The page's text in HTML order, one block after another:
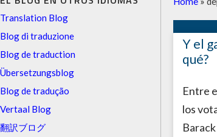
Translation Blog
Blog di traduzione
Blog de traduction
Übersetzungsblog
Blog de tradução
Vertaal Blog
翻訳ブログ
Y el
qué?
Entre
los